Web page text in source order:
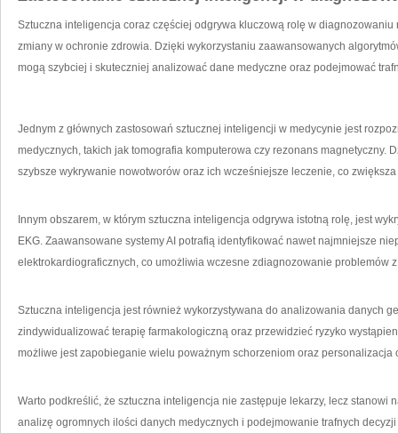
Sztuczna inteligencja coraz częściej odgrywa kluczową rolę‌ w
zmiany w‌ ochronie zdrowia. Dzięki wykorzystaniu zaawansowanych
mogą szybciej ⁣i skuteczniej analizować dane ⁢medyczne oraz podejmować
Jednym z głównych zastosowań sztucznej inteligencji w medycynie jest
medycznych, takich jak tomografia komputerowa czy rezonans magnetyczny.
szybsze wykrywanie nowotworów⁣ oraz ich‌ wcześniejsze leczenie, co
Innym‌ obszarem, ⁣w którym sztuczna inteligencja odgrywa istotną rolę, jest
EKG. ⁣Zaawansowane systemy AI potrafią identyfikować ⁤nawet⁣ najmniejsze
elektrokardiograficznych, co umożliwia wczesne zdiagnozowanie problemów
Sztuczna inteligencja jest również wykorzystywana do analizowania danych
zindywidualizować terapię farmakologiczną oraz‍ przewidzieć ryzyko
możliwe jest zapobieganie wielu poważnym schorzeniom oraz personalizacja
Warto podkreślić, że sztuczna inteligencja nie zastępuje lekarzy, lecz‍ stanowi
analizę ogromnych ilości danych medycznych i podejmowanie trafnych